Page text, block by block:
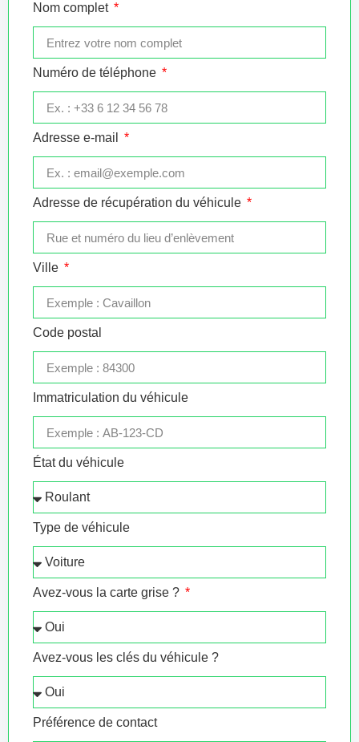
Nom complet
Numéro de téléphone
Adresse e-mail
Adresse de récupération du véhicule
Ville
Code postal
Immatriculation du véhicule
État du véhicule
Type de véhicule
Avez-vous la carte grise ?
Avez-vous les clés du véhicule ?
Préférence de contact